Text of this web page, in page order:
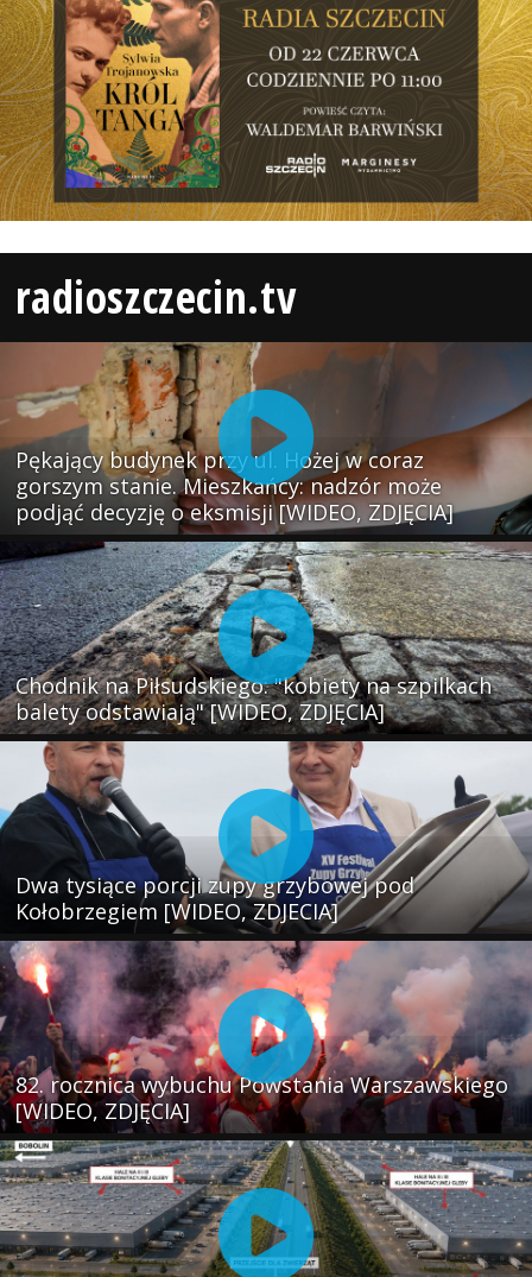
radioszczecin.tv
Pękający budynek przy ul. Hożej w coraz
gorszym stanie. Mieszkańcy: nadzór może
podjąć decyzję o eksmisji [WIDEO, ZDJĘCIA]
Chodnik na Piłsudskiego: "kobiety na szpilkach
balety odstawiają" [WIDEO, ZDJĘCIA]
Dwa tysiące porcji zupy grzybowej pod
Kołobrzegiem [WIDEO, ZDJECIA]
82. rocznica wybuchu Powstania Warszawskiego
[WIDEO, ZDJĘCIA]